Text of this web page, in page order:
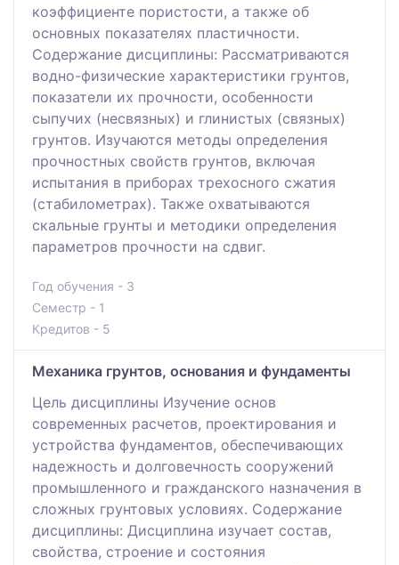
коэффициенте пористости, а также об
основных показателях пластичности.
Содержание дисциплины: Рассматриваются
водно-физические характеристики грунтов,
показатели их прочности, особенности
сыпучих (несвязных) и глинистых (связных)
грунтов. Изучаются методы определения
прочностных свойств грунтов, включая
испытания в приборах трехосного сжатия
(стабилометрах). Также охватываются
скальные грунты и методики определения
параметров прочности на сдвиг.
Год обучения - 3
Семестр - 1
Кредитов - 5
Механика грунтов, основания и фундаменты
Цель дисциплины Изучение основ
современных расчетов, проектирования и
устройства фундаментов, обеспечивающих
надежность и долговечность сооружений
промышленного и гражданского назначения в
сложных грунтовых условиях. Содержание
дисциплины: Дисциплина изучает состав,
свойства, строение и состояния